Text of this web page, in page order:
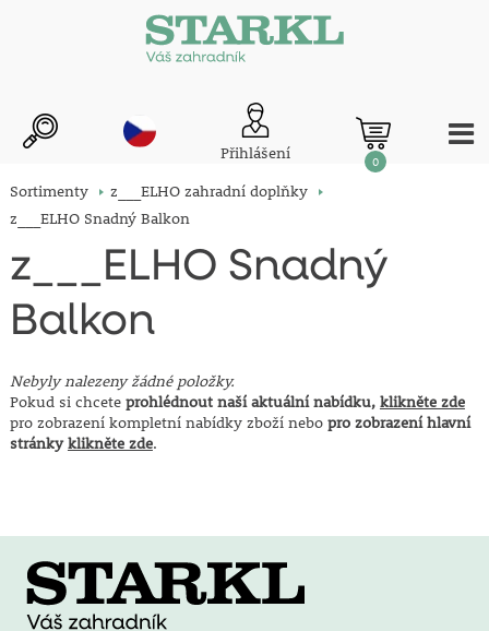
Přihlášení 0
Sortimenty
z___ELHO zahradní doplňky
z___ELHO Snadný Balkon
z___ELHO Snadný
Balkon
Nebyly nalezeny žádné položky.
Pokud si chcete prohlédnout naší aktuální nabídku, klikněte zde
pro zobrazení kompletní nabídky zboží nebo pro zobrazení hlavní
stránkyklikněte zde.